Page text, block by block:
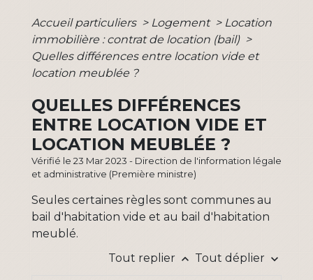
Accueil particuliers > Logement > Location
immobilière : contrat de location (bail) >
Quelles différences entre location vide et
location meublée ?
QUELLES DIFFÉRENCES
ENTRE LOCATION VIDE ET
LOCATION MEUBLÉE ?
Vérifié le 23 Mar 2023 - Direction de l'information légale
et administrative (Première ministre)
Seules certaines règles sont communes au
bail d'habitation vide et au bail d'habitation
meublé.
Tout replier keyboard_arrow_up Tout déplier keyboard_arrow_down